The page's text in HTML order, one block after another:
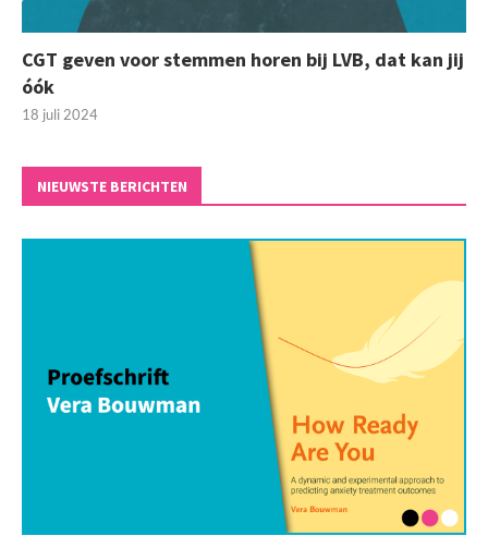
CGT geven voor stemmen horen bij LVB, dat kan jij
óók
18 juli 2024
NIEUWSTE BERICHTEN